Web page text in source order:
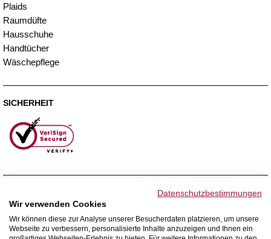
Plaids
Raumdüfte
Hausschuhe
Handtücher
Wäschepflege
SICHERHEIT
Datenschutzbestimmungen
Wir verwenden Cookies
Wir können diese zur Analyse unserer Besucherdaten platzieren, um unsere
Webseite zu verbessern, personalisierte Inhalte anzuzeigen und Ihnen ein